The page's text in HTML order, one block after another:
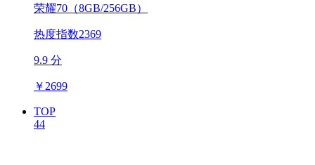
荣耀70（8GB/256GB）
热度指数2369
9.9 分
￥ 2699
TOP
44